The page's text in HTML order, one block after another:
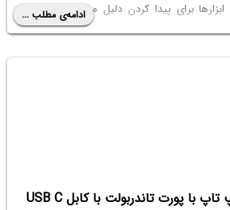
بهترین ابزارها برای پیدا کردن دلیل مشکل است. چون
و بدون برنامه های اضافی اجرا می کند، راحت تر
از خود ویندوز است یا از یک درایور، برنامه
ادامه‌ی مطلب ...
کابل USB C برای لپ تاپ با پورت تاندربولت با کابل USB C